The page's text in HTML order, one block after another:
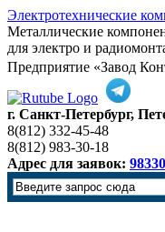
Электротехнические
Металлические
для электро и
Предприятие «Завод
г. Санкт-Петербург,
8(812) 332-45-48
8(812) 983-30-18
Адрес для заявок: